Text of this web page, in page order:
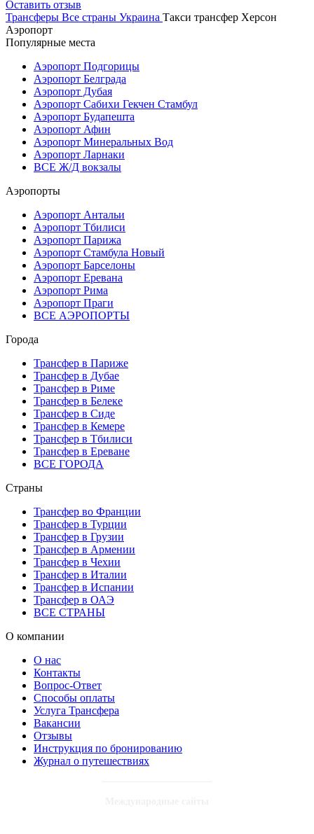
Оставить отзыв
Трансферы Все страны Украина Такси трансфер Херсон
Аэропорт
Популярные места
Аэропорт Подгорицы
Аэропорт Белграда
Аэропорт Дубая
Аэропорт Сабихи Гекчен Стамбул
Аэропорт Будапешта
Аэропорт Афин
Аэропорт Минеральных Вод
Аэропорт Ларнаки
ВСЕ Ж/Д вокзалы
Аэропорты
Аэропорт Антальи
Аэропорт Тбилиси
Аэропорт Парижа
Аэропорт Стамбула Новый
Аэропорт Барселоны
Аэропорт Еревана
Аэропорт Рима
Аэропорт Праги
ВСЕ АЭРОПОРТЫ
Города
Трансфер в Париже
Трансфер в Дубае
Трансфер в Риме
Трансфер в Белеке
Трансфер в Сиде
Трансфер в Кемере
Трансфер в Тбилиси
Трансфер в Ереване
ВСЕ ГОРОДА
Страны
Трансфер во Франции
Трансфер в Турции
Трансфер в Грузии
Трансфер в Армении
Трансфер в Чехии
Трансфер в Италии
Трансфер в Испании
Трансфер в ОАЭ
ВСЕ СТРАНЫ
О компании
О нас
Контакты
Вопрос-Ответ
Способы оплаты
Услуга Трансфера
Вакансии
Отзывы
Инструкция по бронированию
Журнал о путешествиях